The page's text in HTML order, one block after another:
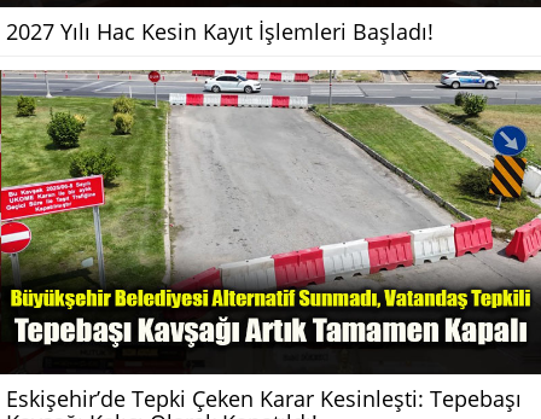
2027 Yılı Hac Kesin Kayıt İşlemleri Başladı!
Eskişehir’de Tepki Çeken Karar Kesinleşti: Tepebaşı